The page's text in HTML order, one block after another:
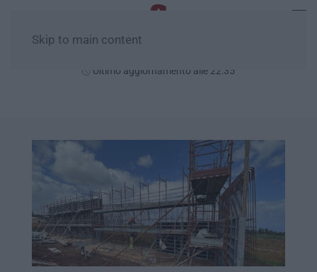
Skip to main content
Ultimo aggiornamento alle 22:35